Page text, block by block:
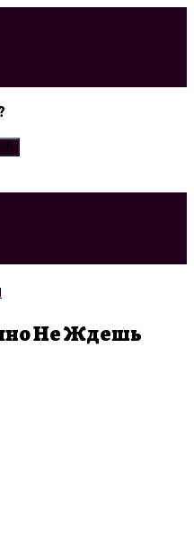
Не Ждешь